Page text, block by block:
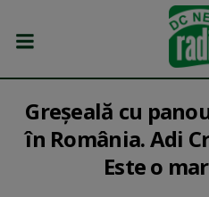
Greşeală cu
în România. Adi
Este o